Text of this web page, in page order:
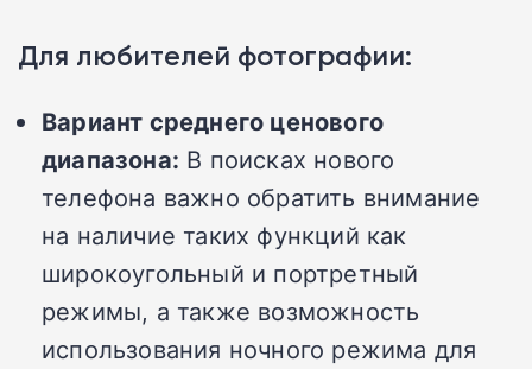
Для любителей фотографии:
Вариант среднего ценового
диапазона: В поисках нового
телефона важно обратить внимание
на наличие таких функций как
широкоугольный и портретный
режимы, а также возможность
использования ночного режима для